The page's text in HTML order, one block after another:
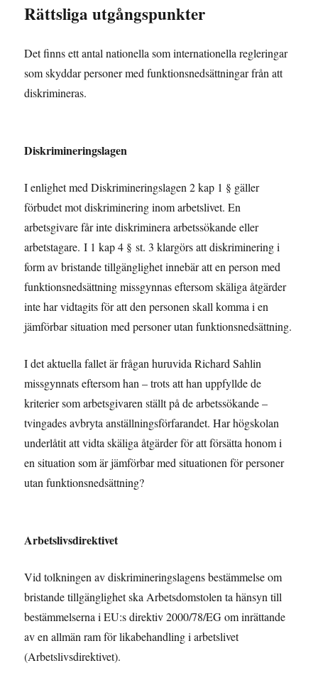
Rättsliga utgångspunkter
Det finns ett antal nationella som internationella regleringar
som skyddar personer med funktionsnedsättningar från att
diskrimineras.
Diskrimineringslagen
I enlighet med Diskrimineringslagen 2 kap 1 § gäller
förbudet mot diskriminering inom arbetslivet. En
arbetsgivare får inte diskriminera arbetssökande eller
arbetstagare.I 1 kap 4 § st. 3 klargörs att diskriminering i
form av bristande tillgänglighet innebär att en person med
funktionsnedsättning missgynnas eftersom skäliga åtgärder
inte har vidtagits för att den personen skall komma i en
jämförbar situation med personer utan funktionsnedsättning.
I det aktuella fallet är frågan huruvida Richard Sahlin
missgynnats eftersom han – trots att han uppfyllde de
kriterier som arbetsgivaren ställt på de arbetssökande –
tvingades avbryta anställningsförfarandet. Har högskolan
underlåtit att vidta skäliga åtgärder för att försätta honom i
en situation som är jämförbar med situationen för personer
utan funktionsnedsättning?
Arbetslivsdirektivet
Vid tolkningen av diskrimineringslagens bestämmelse om
bristande tillgänglighet ska Arbetsdomstolen ta hänsyn till
bestämmelserna i EU:s direktiv 2000/78/EG om inrättande
av en allmän ram för likabehandling i arbetslivet
(Arbetslivsdirektivet).